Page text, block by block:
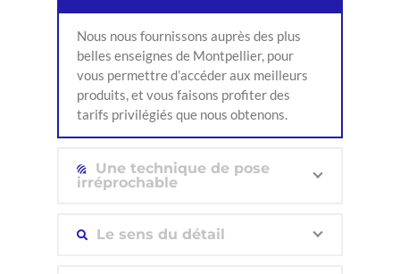
Nous nous fournissons auprès des plus
belles enseignes de Montpellier, pour
vous permettre d’accéder aux meilleurs
produits, et vous faisons profiter des
tarifs privilégiés que nous obtenons.
Une technique de pose
irréprochable
Le sens du détail